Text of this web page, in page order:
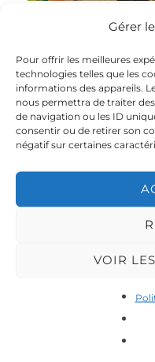
Gérer
Pour offrir les meilleures
technologies telles que les
informations des appareils.
nous permettra de traiter
de navigation ou les ID
consentir ou de retirer son
négatif sur certaines
VOIR
Tiens mon Style le
concours de rap
Tiens mon Style le
concours de rap
Tiens mon Style le